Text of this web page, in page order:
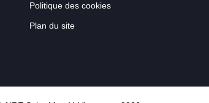
Politique des cookies
Plan du site